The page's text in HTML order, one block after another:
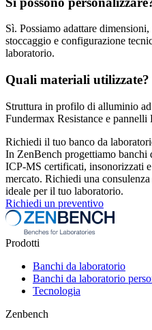
Sì. Possiamo adattare
stoccaggio e configurazione
laboratorio.
Quali materiali utilizzate?
Struttura in profilo di alluminio
Fundermax Resistance e
Richiedi il tuo banco da
In ZenBench progettiamo banchi
ICP-MS certificati, insonorizzati
mercato. Richiedi una
ideale per il tuo laboratorio.
Richiedi un preventivo
Prodotti
Banchi da laboratorio
Banchi da laboratorio
Tecnologia
Zenbench